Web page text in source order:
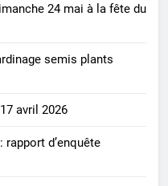
24 mai à la fête du
semis plants
avril 2026
d’enquête